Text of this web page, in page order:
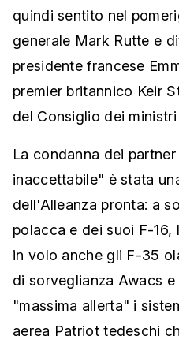
quindi sentito nel
generale Mark Rutte e
presidente francese
premier britannico Keir
del Consiglio dei
La condanna dei
inaccettabile" è stata
dell'Alleanza pronta: a
polacca e dei suoi F-
in volo anche gli F-35
di sorveglianza Awacs
"massima allerta" i
aerea Patriot tedeschi